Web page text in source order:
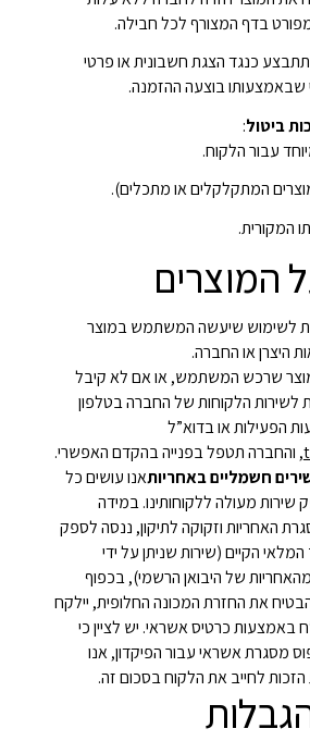
בדף המצורף לכל חבילה.
כנגד הצגת חשבונית או פרטי
שבאמצעותו בוצעה ההזמנה.
ביטול:
עבור הלקוח.
המתקלקלים או מתכלים).
המקורית.
המוצרים
לשימוש שיעשה המשתמש במוצר
היצרן או החברה.
שרכש המשתמש, או אם לא קיבל
לשירות הלקוחות של החברה בטלפון
, והחברה תטפל בפנייה בהקדם האפשרי.
חשמליים באחריותאנו עושים כל
שירות מעולה ללקוחותינו. במידה
האחריות וזקוקה לתיקון, ננסה לספק
הקיים (שירות שניתן על ידי
של היבואן הרשמי), בכפוף
את החזרת המכונה החלופית, יילקח
בסך 350 ש”ח באמצעות כרטיס אשראי. יש לציין כי
מסגרת אשראי עבור הפיקדון, אנו
לחייב את הלקוח בסכום זה.